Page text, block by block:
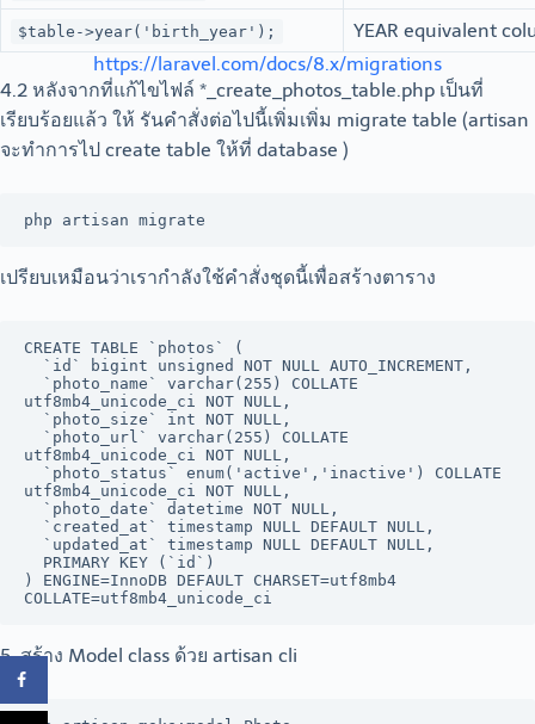
$table->year('birth_year');
YEAR equivalent
https://laravel.com/docs/8.x/migrations
4.2 หลังจากที่แก้ไขไฟล์ *_create_photos_table.php เป็นที่
เรียบร้อยแล้ว ให้ รันคำสั่งต่อไปนี้เพิ่มเพิ่ม migrate table (artisan
จะทำการไป create table ให้ที่ database )
php artisan migrate
เปรียบเหมือนว่าเรากำลังใช้คำสั่งชุดนี้เพื่อสร้างตาราง
CREATE TABLE `photos` (
utf8mb4_unicode_ci NOT NULL,
utf8mb4_unicode_ci NOT NULL,
utf8mb4_unicode_ci NOT NULL,
) ENGINE=InnoDB DEFAULT CHARSET=utf8mb4
COLLATE=utf8mb4_unicode_ci
5. สร้าง Model class ด้วย artisan cli